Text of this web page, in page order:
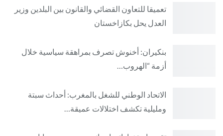
تعميقا للتعاون القضائي والقانون بين البلدين وزير
العدل يحل بكازاخستان
بنكيران: أخنوش تصرف بمراهقة سياسية خلال
أزمة “الهروب…
الاتحاد الوطني للشغل بالمغرب: أحداث سبتة
ومليلية تكشف اختلالات عميقة…